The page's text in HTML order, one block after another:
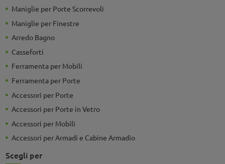
Maniglie per Porte Scorrevoli
Maniglie per Finestre
Arredo Bagno
Casseforti
Ferramenta per Mobili
Ferramenta per Porte
Accessori per Porte
Accessori per Porte in Vetro
Accessori per Mobili
Accessori per Armadi e Cabine Armadio
Scegli per